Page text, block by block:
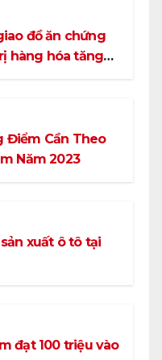
đồ ăn chứng
hàng hóa tăng
Điểm Cần Theo
Năm 2023
xuất ô tô tại
đạt 100 triệu vào